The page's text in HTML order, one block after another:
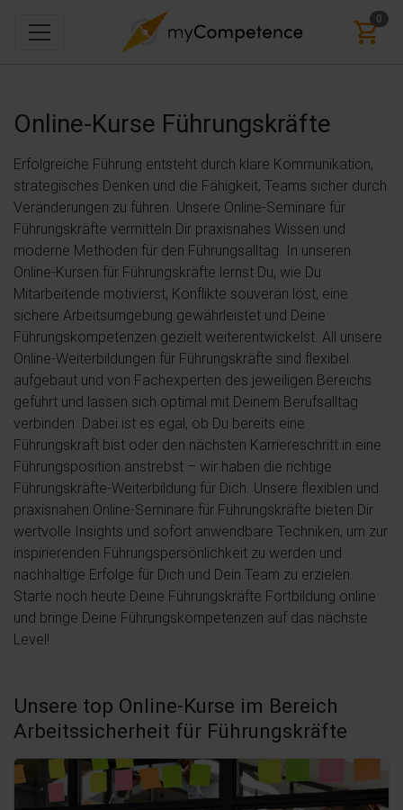
0
Online-Kurse Führungskräfte
Erfolgreiche Führung entsteht durch klare Kommunikation,
strategisches Denken und die Fähigkeit, Teams sicher durch
Veränderungen zu führen. Unsere Online-Seminare für
Führungskräfte vermitteln Dir praxisnahes Wissen und
moderne Methoden für den Führungsalltag. In unseren
Online-Kursen für Führungskräfte lernst Du, wie Du
Mitarbeitende motivierst, Konflikte souverän löst, eine
sichere Arbeitsumgebung gewährleistet und Deine
Führungskompetenzen gezielt weiterentwickelst. All unsere
Online-Weiterbildungen für Führungskräfte sind flexibel
aufgebaut und von Fachexperten des jeweiligen Bereichs
geführt und lassen sich optimal mit Deinem Berufsalltag
verbinden. Dabei ist es egal, ob Du bereits eine
Führungskraft bist oder den nächsten Karriereschritt in eine
Führungsposition anstrebst – wir haben die richtige
Führungskräfte-Weiterbildung für Dich. Unsere flexiblen und
praxisnahen Online-Seminare für Führungskräfte bieten Dir
wertvolle Insights und sofort anwendbare Techniken, um zur
inspirierenden Führungspersönlichkeit zu werden und
nachhaltige Erfolge für Dich und Dein Team zu erzielen.
Starte noch heute Deine Führungskräfte Fortbildung online
und bringe Deine Führungskompetenzen auf das nächste
Level!
Unsere top Online-Kurse im Bereich
Arbeitssicherheit für Führungskräfte